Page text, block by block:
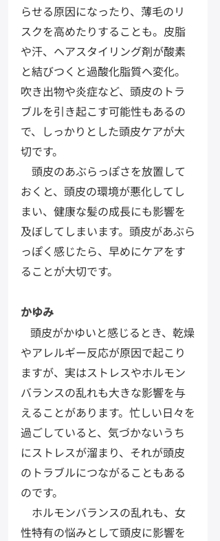
らせる原因になったり、薄毛のリ
スクを高めたりすることも。皮脂
や汗、ヘアスタイリング剤が酸素
と結びつくと過酸化脂質へ変化。
吹き出物や炎症など、頭皮のトラ
ブルを引き起こす可能性もあるの
で、しっかりとした頭皮ケアが大
切です。
頭皮のあぶらっぽさを放置して
おくと、頭皮の環境が悪化してし
まい、健康な髪の成長にも影響を
及ぼしてしまいます。頭皮があぶら
っぽく感じたら、早めにケアをす
ることが大切です。
かゆみ
頭皮がかゆいと感じるとき、乾燥
やアレルギー反応が原因で起こり
ますが、実はストレスやホルモン
バランスの乱れも大きな影響を与
えることがあります。忙しい日々を
過ごしていると、気づかないうち
にストレスが溜まり、それが頭皮
のトラブルにつながることもある
のです。
ホルモンバランスの乱れも、女
性特有の悩みとして頭皮に影響を